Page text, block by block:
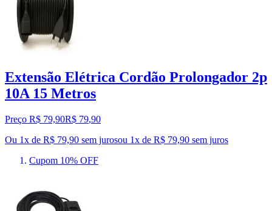
Extensão Elétrica Cordão Prolongador 2p
10A 15 Metros
Preço R$ 79,90R$ 79,90
Ou 1x de R$ 79,90 sem jurosou 1x de R$ 79,90 sem juros
Cupom 10% OFF